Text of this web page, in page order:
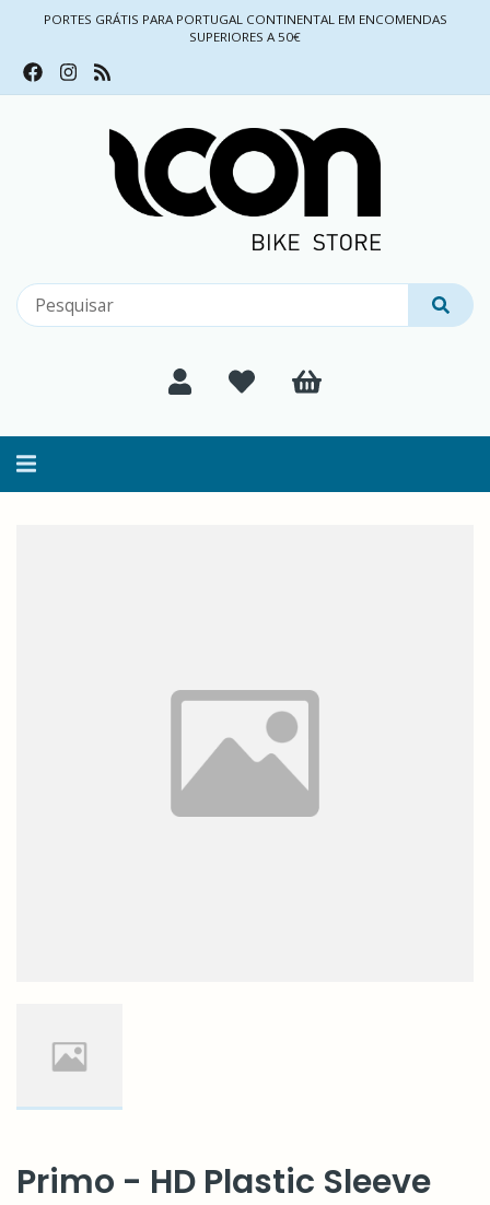
PORTES GRÁTIS PARA PORTUGAL CONTINENTAL EM ENCOMENDAS
SUPERIORES A 50€
Alternar
Primo - HD Plastic Sleeve